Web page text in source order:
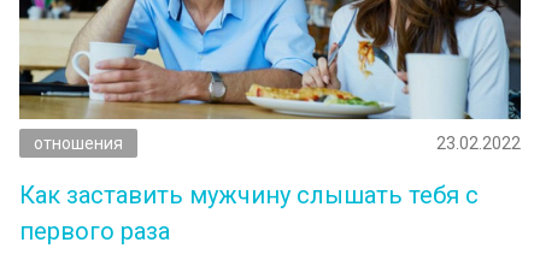
отношения 23.02.2022
Как заставить мужчину слышать тебя с
первого раза